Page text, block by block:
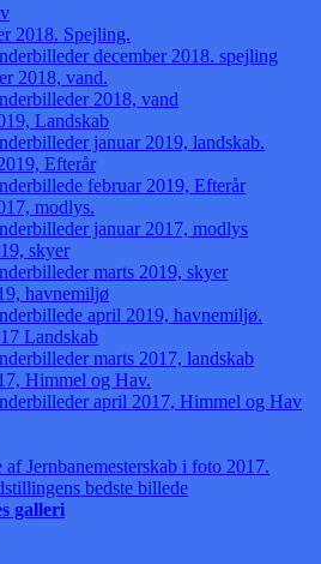
2018. Spejling.
december 2018. spejling
2018, vand.
2018, vand
Landskab
januar 2019, landskab.
Efterår
februar 2019, Efterår
modlys.
januar 2017, modlys
skyer
marts 2019, skyer
havnemiljø
april 2019, havnemiljø.
Landskab
marts 2017, landskab
Himmel og Hav.
april 2017, Himmel og Hav
af Jernbanemesterskab i foto 2017.
bedste billede
galleri